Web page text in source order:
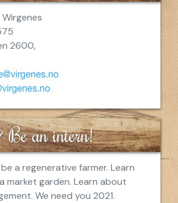
2600,
Be an intern!
a regenerative farmer. Learn
market garden. Learn about
We need you 2021.